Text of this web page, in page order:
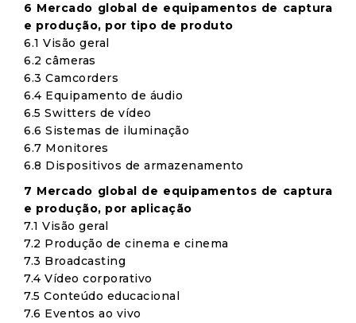
6 Mercado global de equipamentos de captura
e produção, por tipo de produto
6.1 Visão geral
6.2 câmeras
6.3 Camcorders
6.4 Equipamento de áudio
6.5 Switters de vídeo
6.6 Sistemas de iluminação
6.7 Monitores
6.8 Dispositivos de armazenamento
7 Mercado global de equipamentos de captura
e produção, por aplicação
7.1 Visão geral
7.2 Produção de cinema e cinema
7.3 Broadcasting
7.4 Vídeo corporativo
7.5 Conteúdo educacional
7.6 Eventos ao vivo